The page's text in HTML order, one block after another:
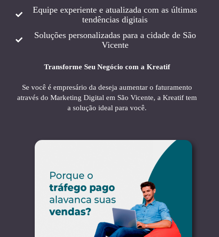
Equipe experiente e atualizada com as últimas
tendências digitais
Soluções personalizadas para a cidade de São
Vicente
Transforme Seu Negócio com a Kreatif
Se você é empresário da deseja aumentar o faturamento
através do Marketing Digital em São Vicente, a Kreatif tem
a solução ideal para você.